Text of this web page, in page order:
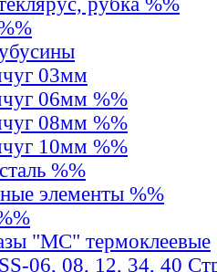
03мм
06мм %%
08мм %%
10мм %%
%%
элементы %%
"MС" термоклеевые
SS-06, 08, 12, 34, 40